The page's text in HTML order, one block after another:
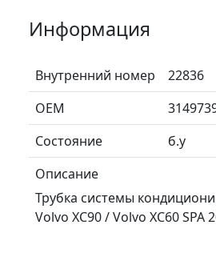
Информация
Внутренний номер
22836
ОЕМ
Состояние
б.у
Описание
Трубка системы
Volvo XC90 / Volvo XC60 SPA